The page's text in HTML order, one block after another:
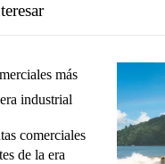
comerciales
de la era